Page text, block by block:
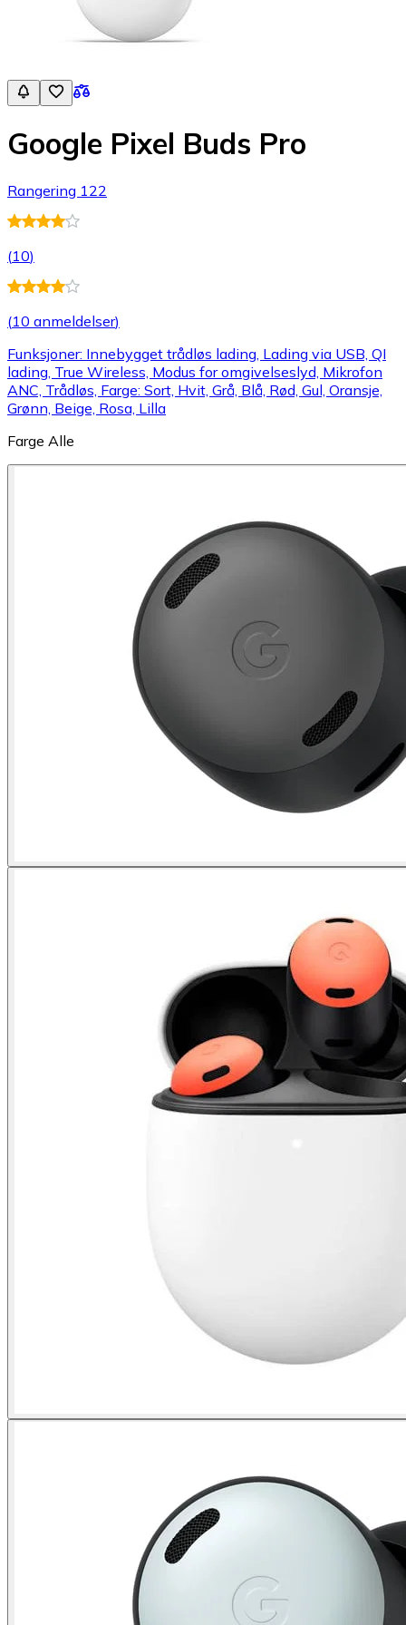
Google Pixel Buds Pro
Rangering 122
(10)
(10 anmeldelser)
Funksjoner: Innebygget trådløs lading, Lading via USB, QI
lading, True Wireless, Modus for omgivelseslyd, Mikrofon
ANC, Trådløs, Farge: Sort, Hvit, Grå, Blå, Rød, Gul, Oransje,
Grønn, Beige, Rosa, Lilla
Farge Alle